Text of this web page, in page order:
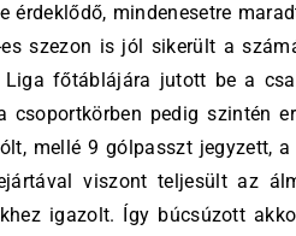
mindenesetre
szezon is jól sikerült a
főtáblájára jutott be a
pedig szintén
mellé 9 gólpasszt jegyzett,
viszont teljesült az
igazolt. Így búcsúzott